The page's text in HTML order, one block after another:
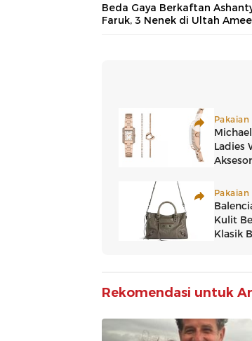
Beda Gaya Berkaftan
Faruk, 3 Nenek di Ultah
Rekomendasi untuk